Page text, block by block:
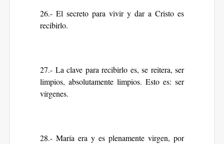
26.- El secreto para vivir y dar a Cristo es
recibirlo.
27.- La clave para recibirlo es, se reitera, ser
limpios, absolutamente limpios. Esto es: ser
vírgenes.
28.- María era y es plenamente virgen, por